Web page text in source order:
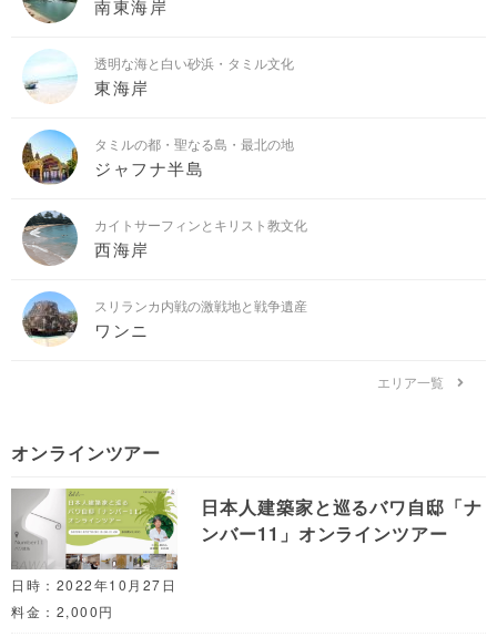
南東海岸
透明な海と白い砂浜・タミル文化
東海岸
タミルの都・聖なる島・最北の地
ジャフナ半島
カイトサーフィンとキリスト教文化
西海岸
スリランカ内戦の激戦地と戦争遺産
ワンニ
エリア一覧
オンラインツアー
日本人建築家と巡るバワ自邸「ナ
ンバー11」オンラインツアー
日時：2022年10月27日
料金：2,000円